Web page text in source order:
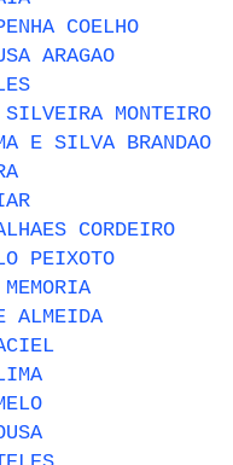
COELHO
ARAGAO
MONTEIRO
E SILVA BRANDAO
CORDEIRO
PEIXOTO
ALMEIDA